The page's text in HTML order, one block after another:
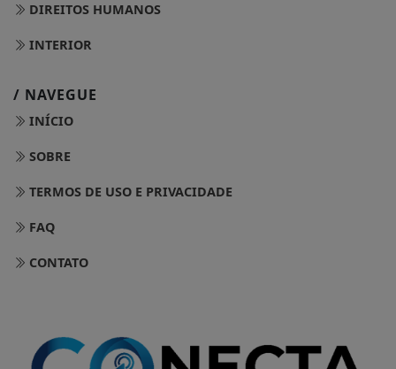
DIREITOS HUMANOS
INTERIOR
/ NAVEGUE
INÍCIO
SOBRE
TERMOS DE USO E PRIVACIDADE
FAQ
CONTATO